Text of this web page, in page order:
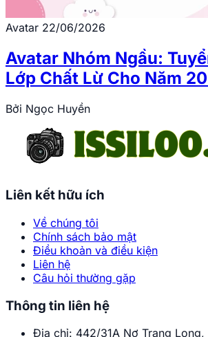
Avatar 22/06/2026
Avatar Nhóm Ngầu:
Lớp Chất Lừ Cho Năm
Bởi Ngọc Huyền
Liên kết hữu ích
Về chúng tôi
Chính sách bảo mật
Điều khoản và điều kiện
Liên hệ
Câu hỏi thường gặp
Thông tin liên hệ
Địa chỉ: 442/31A Nơ Trang Long,